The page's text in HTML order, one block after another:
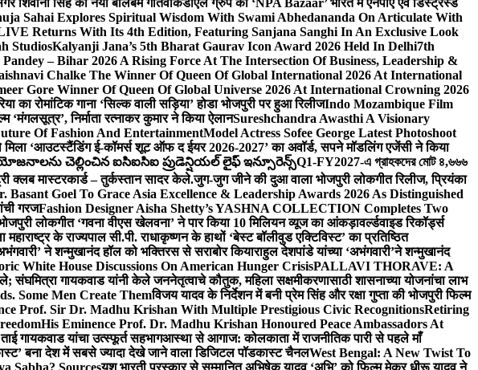
शिवानी सिंह का नया बोलबम गीतवीकेडीएल ग्रुप का ‘NPA Bazaar’ भारत में एनपीए एवं डिस्ट्रेस्ड
Sahai Explores Spiritual Wisdom With Swami Abhedananda On Articulate With
Returns With Its 4th Edition, Featuring Sanjana Sanghi In An Exclusive Look
StudiosKalyanji Jana’s 5th Bharat Gaurav Icon Award 2026 Held In Delhi7th
Pandey – Bihar 2026 A Rising Force At The Intersection Of Business, Leadership &
Chalke The Winner Of Queen Of Global International 2026 At International
Gore Winner Of Queen Of Global Universe 2026 At International Crowning 2026
का रोमांटिक गाना ‘सिल्क वाली सड़िया’ होडा भोजपुरी पर हुआ रिलीजIndo Mozambique Film
निर्माता रत्नाकर कुमार ने किया ऐलानSureshchandra Awasthi A Visionary
Of Fashion And EntertainmentModel Actress Sofee George Latest Photoshoot
मिला ‘आउटस्टैंडिंग ई-कॉमर्स शूट ऑफ द ईयर 2026-2027’ का अवॉर्ड, सपने मॉडलिंग एजेंसी ने किया
చెల్లించిన ఐసిఐసిఐ ప్రుడెన్షియల్ లైఫ్ ఇన్సూరెన్స్Q1-FY2027-এ গ্রাহকদের মোট ৪,৬৬৬
क्लब मास्टरकार्ड – तुर्कस्तान सादर केले.जुग-जुग जीने की दुआ वाला भोजपुरी लोकगीत रिलीज, प्रियंका
Basant Goel To Grace Asia Excellence & Leadership Awards 2026 As Distinguished
गरजFashion Designer Aisha Shetty’s YASHNA COLLECTION Completes Two
लोकगीत ‘गवना वीएस खेलवना’ ने पार किया 10 मिलियन व्यूज का आंकड़ावर्ल्डवाइड रिकॉर्ड्स
के राज्यपाल सी.पी. राधाकृष्णन के हाथों ‘बेस्ट बॉलीवुड एक्टिविस्ट’ का प्रतिष्ठित
ने शन्मुखानंद हॉल को भक्तिरस से सराबोर कियाराहुल देशपांडे यांच्या ‘अभंगवारी’ने शन्मुखानंद
White House Discussions On American Hunger CrisisPALLAVI THORAVE: A
संघमित्रा गायकवाड यांनी केले जननेतृत्वाचे कौतुक, महिला सक्षमीकरणासाठी शासनाच्या योजनांचा लाभ
Some Men Create Themविजय यादव के निर्देशन में बनी प्रेम सिंह और रक्षा गुप्ता की भोजपुरी फिल्म
Prof. Sir Dr. Madhu Krishan With Multiple Prestigious Civic RecognitionsRetiring
His Eminence Prof. Dr. Madhu Krishan Honoured Peace Ambassadors At
ताई गायकवाड यांचा उत्स्फूर्त सहभागआस्था से आगाज: कोलकाता में राजनीतिक पारी से पहले माँ
बना देश में सबसे ज्यादा देखे जाने वाला डिजिटल पॉडकास्ट चैनलWest Bengal: A New Twist To